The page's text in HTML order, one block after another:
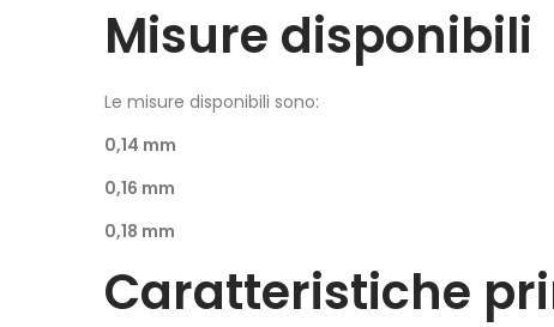
Misure disponibili
Le misure disponibili sono:
0,14 mm
0,16 mm
0,18 mm
Caratteristiche